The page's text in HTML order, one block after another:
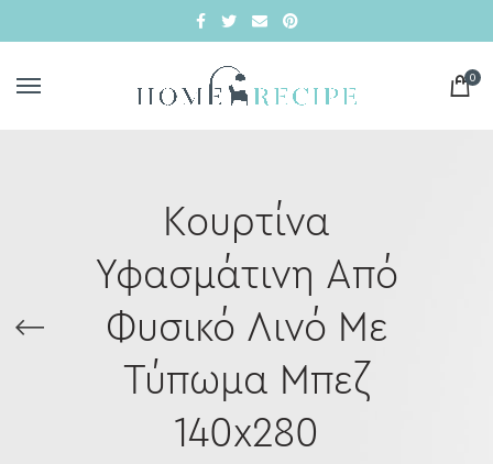
0
Κουρτίνα
Υφασμάτινη Από
Φυσικό Λινό Με
Τύπωμα Μπεζ
140x280